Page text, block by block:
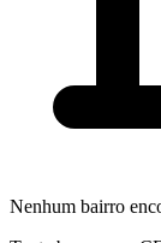
Nenhum bairro